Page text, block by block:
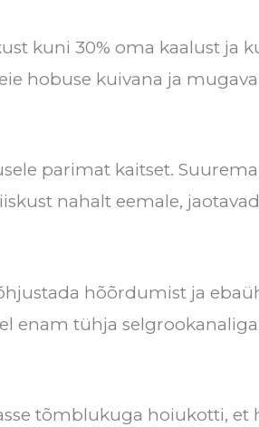
kuni 30% oma kaalust ja
hobuse kuivana ja
parimat kaitset. Suurema
nahalt eemale,
hõõrdumist ja
enam tühja
tõmblukuga hoiukotti, et